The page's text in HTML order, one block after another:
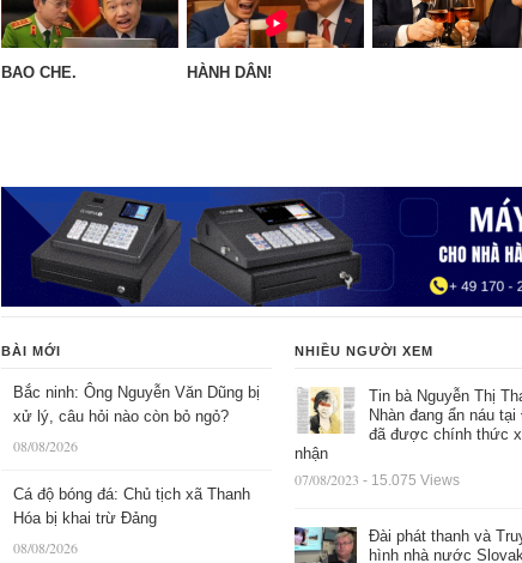
BAO CHE. HÀNH DÂN!
BÀI MỚI
Bắc ninh: Ông Nguyễn Văn Dũng bị
xử lý, câu hỏi nào còn bỏ ngỏ?
08/08/2026
Cá độ bóng đá: Chủ tịch xã Thanh
Hóa bị khai trừ Đảng
08/08/2026
NHIỀU NGƯỜI XEM
Tin bà Nguyễn Thị
Nhàn đang ẩn náu
đã được chính thức
nhận
07/08/2023 - 15.075 Views
Đài phát thanh và
hình nhà nước